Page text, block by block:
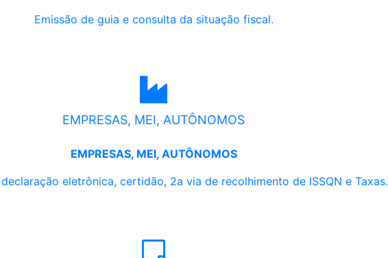
Emissão de guia e consulta da situação fiscal.
EMPRESAS, MEI, AUTÔNOMOS
EMPRESAS, MEI, AUTÔNOMOS
eletrônica, certidão, 2a via de recolhimento de ISSQN e Taxas.